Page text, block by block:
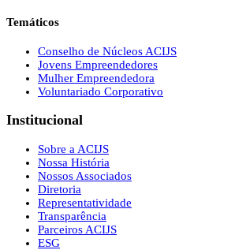
Temáticos
Conselho de Núcleos ACIJS
Jovens Empreendedores
Mulher Empreendedora
Voluntariado Corporativo
Institucional
Sobre a ACIJS
Nossa História
Nossos Associados
Diretoria
Representatividade
Transparência
Parceiros ACIJS
ESG